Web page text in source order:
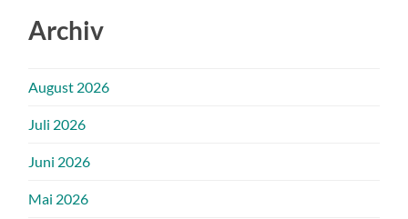
Archiv
August 2026
Juli 2026
Juni 2026
Mai 2026